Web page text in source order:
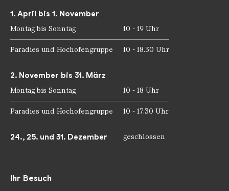
Ihr Besuch
1. April bis 1. November
Montag bis Sonntag 10 - 19 Uhr
Paradies und Hochofengruppe 10 - 18.30 Uhr
2. November bis 31. März
Montag bis Sonntag 10 - 18 Uhr
Paradies und Hochofengruppe 10 - 17.30 Uhr
24., 25. und 31. Dezember geschlossen